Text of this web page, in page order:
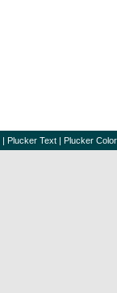
| Plucker Text | Plucker Color